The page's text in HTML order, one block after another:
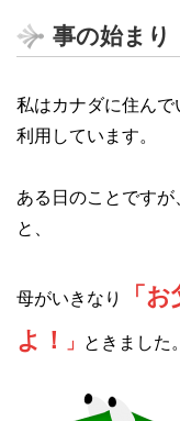
事の始まり
私はカナダに住ん
利用しています。
ある日のことです
と、
母がいきなり
「
よ！
」 ときました。